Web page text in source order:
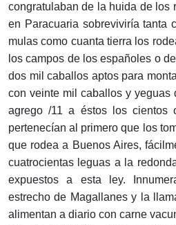
congratulaban de la huida de los
en Paracuaria sobreviviría tanta
mulas como cuanta tierra los
los campos de los españoles o
dos mil caballos aptos para
con veinte mil caballos y yeguas
agrego /11 a éstos los cientos
pertenecían al primero que los
que rodea a Buenos Aires,
cuatrocientas leguas a la
expuestos a esta ley.
estrecho de Magallanes y la
alimentan a diario con carne